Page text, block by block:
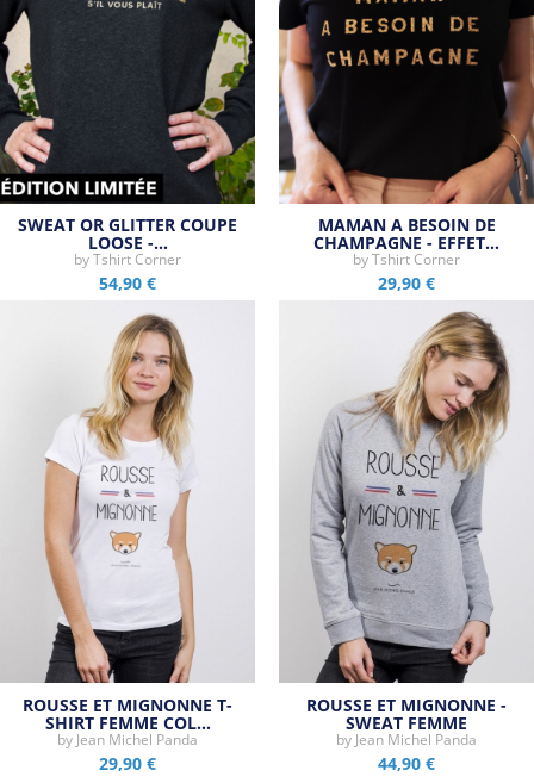
SWEAT OR GLITTER COUPE
LOOSE -…
byTshirt Corner
54,90 €
MAMAN A BESOIN DE
CHAMPAGNE - EFFET…
byTshirt Corner
29,90 €
ROUSSE ET MIGNONNE T-
SHIRT FEMME COL…
by Jean Michel Panda
29,90 €
ROUSSE ET MIGNONNE -
SWEAT FEMME
by Jean Michel Panda
44,90 €